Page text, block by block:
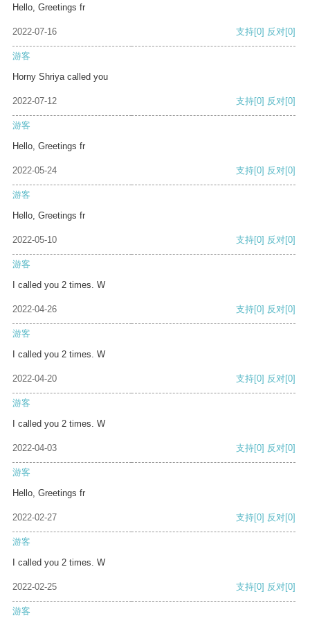
Hello, Greetings fr
2022-07-16 支持[0] 反对[0]
游客
Horny Shriya called you
2022-07-12 支持[0] 反对[0]
游客
Hello, Greetings fr
2022-05-24 支持[0] 反对[0]
游客
Hello, Greetings fr
2022-05-10 支持[0] 反对[0]
游客
I called you 2 times. W
2022-04-26 支持[0] 反对[0]
游客
I called you 2 times. W
2022-04-20 支持[0] 反对[0]
游客
I called you 2 times. W
2022-04-03 支持[0] 反对[0]
游客
Hello, Greetings fr
2022-02-27 支持[0] 反对[0]
游客
I called you 2 times. W
2022-02-25 支持[0] 反对[0]
游客